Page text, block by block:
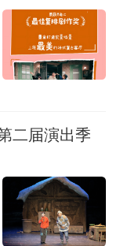
二届演出季